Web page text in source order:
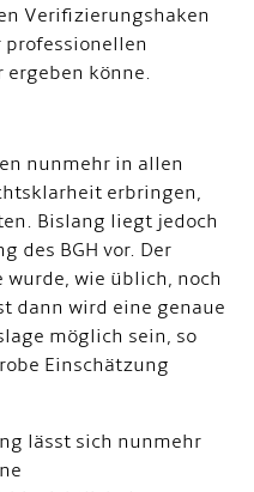
Verifizierungshaken
könne.
nunmehr in allen
erbringen,
Bislang liegt jedoch
des BGH vor. Der
wie üblich, noch
dann wird eine genaue
möglich sein, so
Einschätzung
lässt sich nunmehr